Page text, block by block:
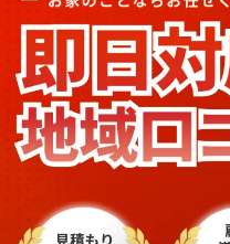
会社概要
ブログ
用語集
お電話
24時